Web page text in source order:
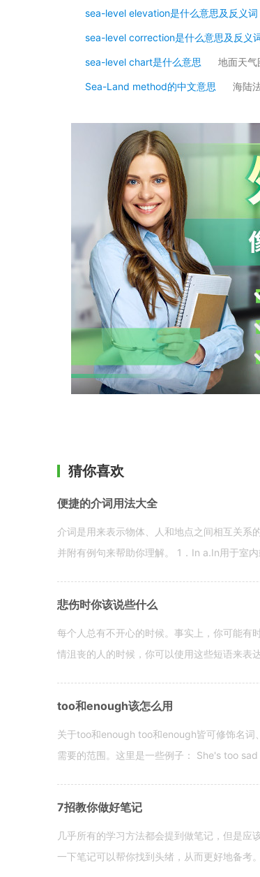
sea-level elevation是什么意思及反义词
sea-level correction是什么意思及反义
sea-level chart是什么意思 地面天气
Sea-Land method的中文意思 海陆
猜你喜欢
便捷的介词用法大全
介词是用来表示物体、人和地点之间相互关系
并附有例句来帮助你理解。 1．In a.In用于室
悲伤时你该说些什么
每个人总有不开心的时候。事实上，你可能有
情沮丧的人的时候，你可以使用这些短语来
too和enough该怎么用
关于too和enough too和enough皆可修饰名词
需要的范围。这里是一些例子： She's too
7招教你做好笔记
几乎所有的学习方法都会提到做笔记，但是应
一下笔记可以帮你找到头绪，从而更好地备考。